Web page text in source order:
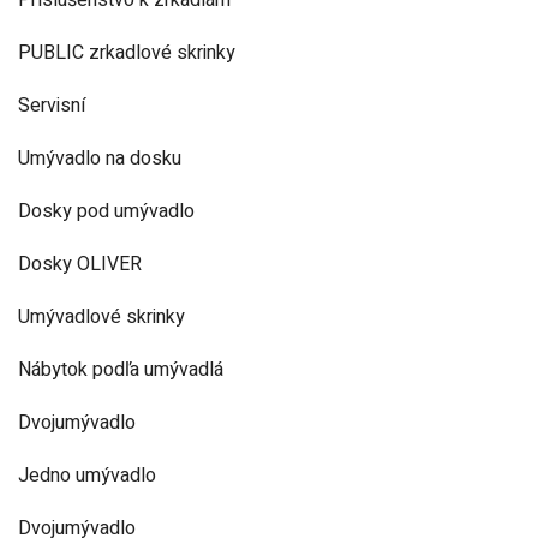
PUBLIC zrkadlové skrinky
Servisní
Umývadlo na dosku
Dosky pod umývadlo
Dosky OLIVER
Umývadlové skrinky
Nábytok podľa umývadlá
Dvojumývadlo
Jedno umývadlo
Dvojumývadlo